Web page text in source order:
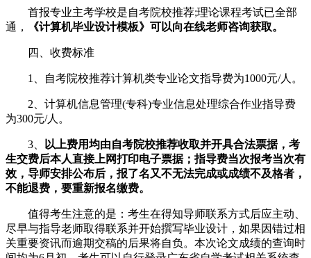
首报专业主考学校是自考院校推荐;理论课程考试已全部
通，
《计算机毕业设计模板》 可以向在线老师咨询获取。
四、收费标准
1、自考院校推荐计算机类专业论文指导费为1000元/人。
2、计算机信息管理(专科)专业信息处理综合作业指导费
为300元/人。
3、
以上费用均由自考院校推荐收取并开具合法票据，考
生交费后本人直接上网打印电子票据；指导费当次报考当次有
效，导师安排公布后，报了名又不无法完成或成绩不及格者，
不能退费，要重新报名缴费。
值得考生注意的是：考生在得知导师联系方式后应主动、
尽早与指导老师取得联系并开始撰写毕业设计，如果因错过相
关重要资讯而逾期交稿的后果将自负。本次论文成绩的查询时